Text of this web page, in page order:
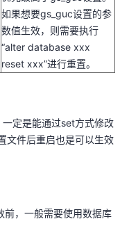
如果想要gs_guc设置的参
数值生效，则需要执行
“alter database xxx
reset xxx”进行重置。
定是能通过set方式修改
文件后重启也是可以生效
前，一般需要使用数据库